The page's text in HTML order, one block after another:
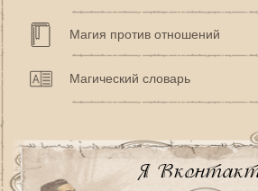
Магия против отношений
Магический словарь
Я